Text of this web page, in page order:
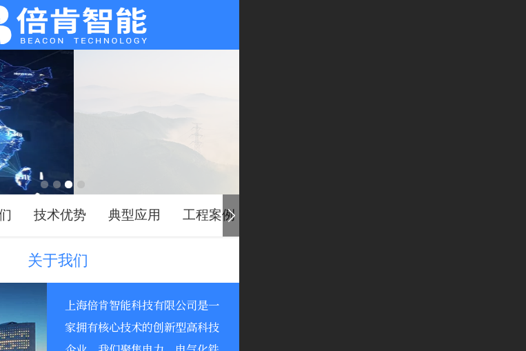
技术优势 典型应用 工程案例
关于我们
上海倍肯智能科技有限公司是一
家拥有核心技术的创新型高科技